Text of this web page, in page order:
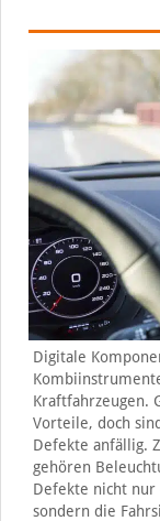
Digitale
Kraftfahrzeugen.
Vorteile, doch
Defekte anfällig.
gehören
Defekte nicht
sondern die